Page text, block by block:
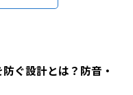
ぐ設計とは？防音・